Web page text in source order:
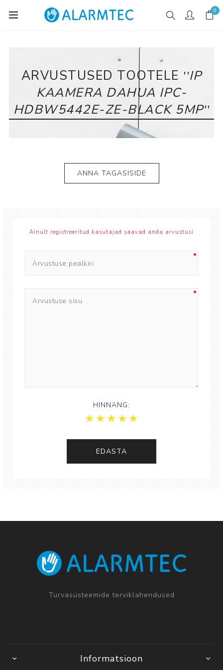
0
ARVUSTUSED TOOTELE
IP
KAAMERA DAHUA IPC-
HDBW5442E-ZE-BLACK 5MP
ANNA TAGASISIDE
Ainult registreeritud kasutajad saavad anda arvustusi
HINNANG:
EDASTA
Turvasüsteemide terviklahendused
Informatsioon